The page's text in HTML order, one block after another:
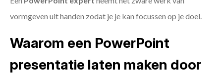
vormgeven uit handen zodat je je kan focussen op je doel.
Waarom een PowerPoint
presentatie laten maken door